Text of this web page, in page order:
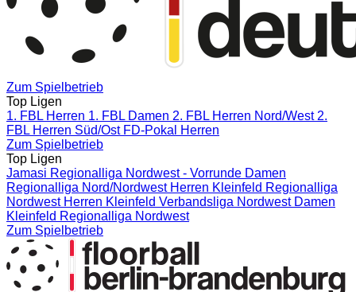
Zum Spielbetrieb
Top Ligen
1. FBL Herren 1. FBL Damen 2. FBL Herren Nord/West2.
FBL Herren Süd/Ost FD-Pokal Herren
Zum Spielbetrieb
Top Ligen
Jamasi Regionalliga Nordwest - Vorrunde Damen
Regionalliga Nord/Nordwest Herren Kleinfeld Regionalliga
Nordwest Herren Kleinfeld Verbandsliga Nordwest Damen
Kleinfeld Regionalliga Nordwest
Zum Spielbetrieb